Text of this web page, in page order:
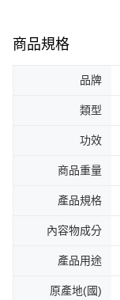
商品規格
品牌
類型
功效
商品重量
產品規格
內容物成分
產品用途
原產地(國)